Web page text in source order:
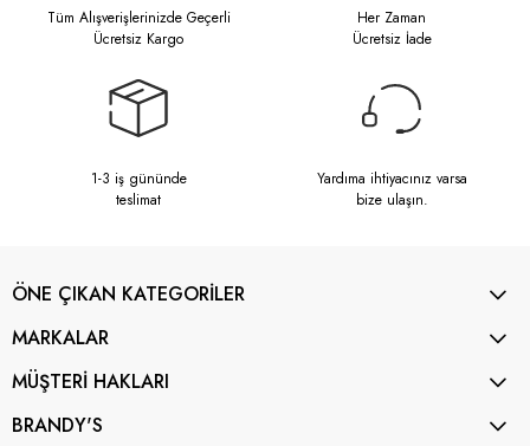
Tüm Alışverişlerinizde Geçerli
Ücretsiz Kargo
Her Zaman
Ücretsiz İade
1-3 iş gününde
teslimat
Yardıma ihtiyacınız varsa
bize ulaşın.
ÖNE ÇIKAN KATEGORİLER
MARKALAR
MÜŞTERİ HAKLARI
BRANDY'S